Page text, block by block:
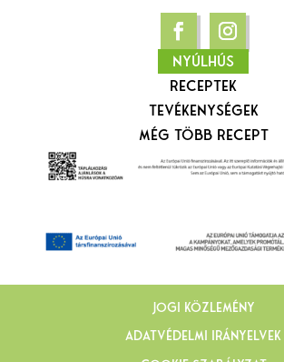
NYÚLHÚS
RECEPTEK
TEVÉKENYSÉGEK
MÉG TÖBB RECEPT
JOGI KÖZLEMÉNY
ADATVÉDELMI IRÁNYELVEK